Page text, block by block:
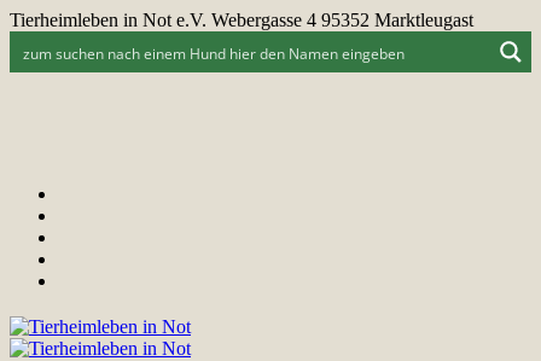
Tierheimleben in Not e.V. Webergasse 4 95352 Marktleugast